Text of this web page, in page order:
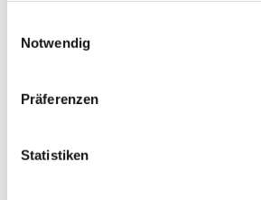
Notwendig
Präferenzen
Statistiken